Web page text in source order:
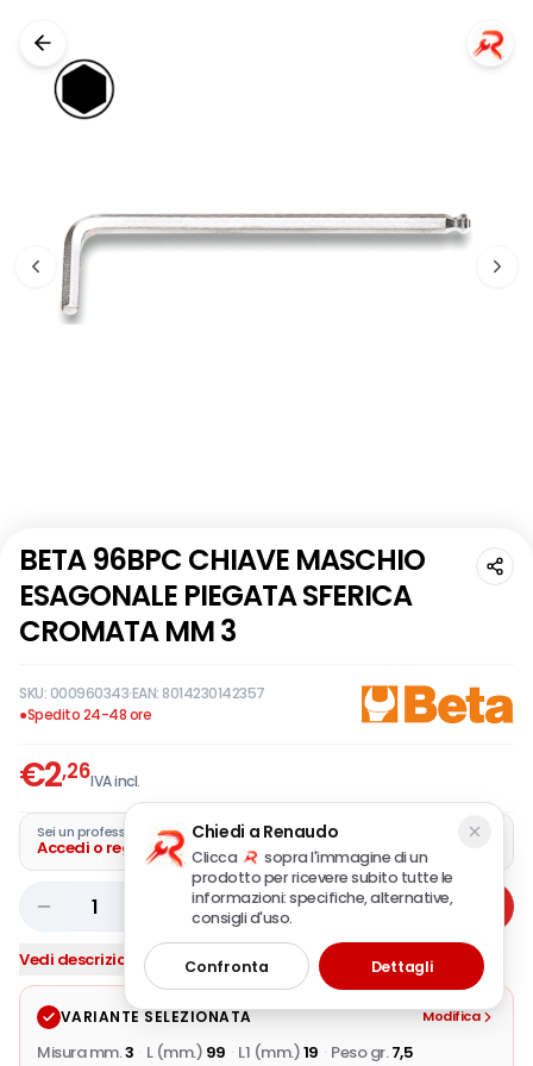
BETA 96BPC CHIAVE MASCHIO
ESAGONALE PIEGATA SFERICA
CROMATA MM 3
SKU:000960343·EAN: 8014230142357
●Spedito 24-48 ore
€2,26IVA incl.
Sei un professionista?
Accedi o registra la tua azienda
1 Aggiungi
Vedi descrizione completa
VARIANTE SELEZIONATA Modifica
Misura mm.3 · L (mm.) 99 · L1 (mm.)19 · Peso gr. 7,5
Chiedi a Renaudo
Clicca
sopra l'immagine di un
prodotto per ricevere subito tutte le
informazioni: specifiche, alternative,
consigli d'uso.
Confronta Dettagli